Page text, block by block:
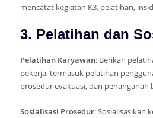
mencatat kegiatan K3, pelatihan,
3. Pelatihan dan
Pelatihan Karyawan: Berikan
pekerja, termasuk pelatihan
prosedur evakuasi, dan penanganan
Sosialisasi Prosedur: Sosialisasikan